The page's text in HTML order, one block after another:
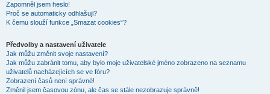
Zapomněl jsem heslo!
Proč se automaticky odhlašuji?
K čemu slouží funkce „Smazat cookies“?
Předvolby a nastavení uživatele
Jak můžu změnit svoje nastavení?
Jak můžu zabránit tomu, aby bylo moje uživatelské jméno zobrazeno na seznamu
uživatelů nacházejících se ve fóru?
Zobrazení časů není správné!
Změnil jsem časovou zónu, ale čas se stále nezobrazuje správně!